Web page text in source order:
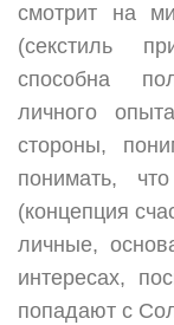
смотрит на
(секстиль
способна
личного
стороны,
понимать,
(концепция
личные,
интересах,
попадают с